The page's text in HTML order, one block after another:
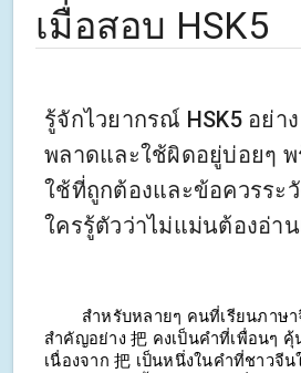
เมื่อสอบ HSK5
รู้จักไวยากรณ์ HSK5 อย่า
พลาดและใช้ผิดอยู่บ่อยๆ พ
ใช้ที่ถูกต้องและข้อควรระ
ใครรู้ตัวว่าไม่แม่นต้องอ่าน
สำหรับหลายๆ คนที่เรียนภาษา
สำคัญอย่าง 把 คงเป็นคำที่เพื่อนๆ คุ้
เนื่องจาก 把 เป็นหนึ่งในคำที่ชาวจี